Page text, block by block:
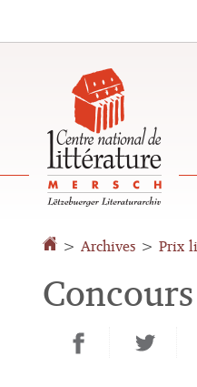
de
> Archives > Prix